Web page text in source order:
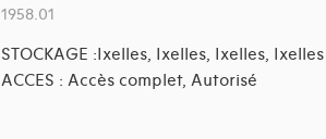
1958.01
STOCKAGE :Ixelles, Ixelles, Ixelles, Ixelles
ACCES : Accès complet, Autorisé